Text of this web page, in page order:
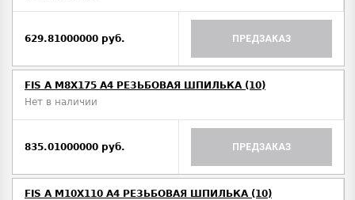
629.81000000 руб. ПРЕДЗАКАЗ
FIS A M8Х175 A4 РЕЗЬБОВАЯ ШПИЛЬКА (10)
Нет в наличии
835.01000000 руб. ПРЕДЗАКАЗ
FIS A M10Х110 A4 РЕЗЬБОВАЯ ШПИЛЬКА (10)